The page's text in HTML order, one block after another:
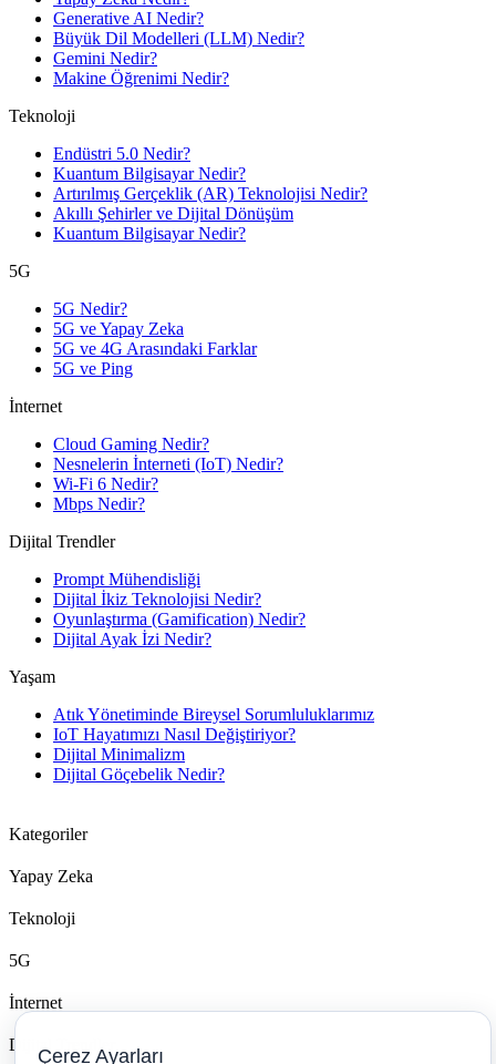
Generative AI Nedir?
Büyük Dil Modelleri (LLM) Nedir?
Gemini Nedir?
Makine Öğrenimi Nedir?
Teknoloji
Endüstri 5.0 Nedir?
Kuantum Bilgisayar Nedir?
Artırılmış Gerçeklik (AR) Teknolojisi Nedir?
Akıllı Şehirler ve Dijital Dönüşüm
Kuantum Bilgisayar Nedir?
5G
5G Nedir?
5G ve Yapay Zeka
5G ve 4G Arasındaki Farklar
5G ve Ping
İnternet
Cloud Gaming Nedir?
Nesnelerin İnterneti (IoT) Nedir?
Wi-Fi 6 Nedir?
Mbps Nedir?
Dijital Trendler
Prompt Mühendisliği
Dijital İkiz Teknolojisi Nedir?
Oyunlaştırma (Gamification) Nedir?
Dijital Ayak İzi Nedir?
Yaşam
Atık Yönetiminde Bireysel Sorumluluklarımız
IoT Hayatımızı Nasıl Değiştiriyor?
Dijital Minimalizm
Dijital Göçebelik Nedir?
Kategoriler
Yapay Zeka
Teknoloji
5G
İnternet
Dijital Trendler